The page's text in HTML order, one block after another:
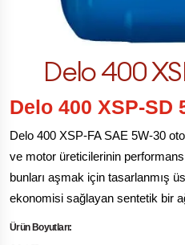
Delo 400
Delo 400 XSP-SD
Delo 400 XSP-FA SAE 5W-30
ve motor üreticilerinin
bunları aşmak için tasarlanmış
ekonomisi sağlayan sentetik bir
Ürün Boyutları: